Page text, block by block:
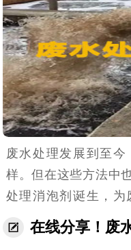
在线分享！废
废水处理发展到至
样。但在这些方法中
处理消泡剂诞生，为
烦。今日小编就给大
水处理消泡剂应用